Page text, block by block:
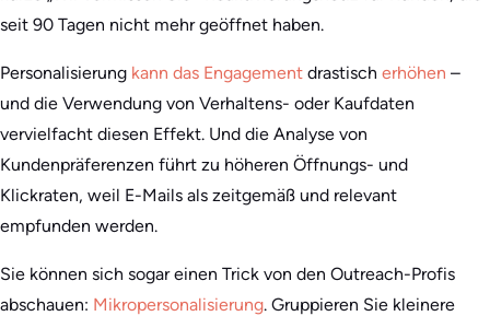
seit 90 Tagen nicht mehr geöffnet haben.
Personalisierung kann das Engagement drastisch erhöhen –
und die Verwendung von Verhaltens- oder Kaufdaten
vervielfacht diesen Effekt. Und die Analyse von
Kundenpräferenzen führt zu höheren Öffnungs- und
Klickraten, weil E-Mails als zeitgemäß und relevant
empfunden werden.
Sie können sich sogar einen Trick von den Outreach-Profis
abschauen: Mikropersonalisierung. Gruppieren Sie kleinere